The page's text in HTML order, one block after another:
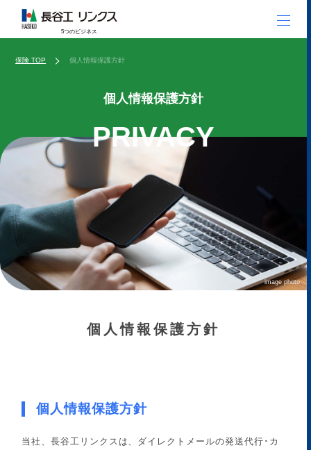
5つのビジネス
保険 TOP 個人情報保護方針
個人情報保護方針
PRIVACY
image photo
個人情報保護方針
個人情報保護方針
当社、長谷工リンクスは、ダイレクトメールの発送代行･カ